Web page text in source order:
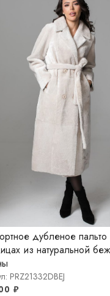
дубленое пальто
из натуральной
PRZ21332DBEJ
₽